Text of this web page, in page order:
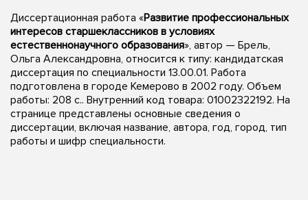
Диссертационная работа «Развитие профессиональных
интересов старшеклассников в условиях
естественнонаучного образования», автор — Брель,
Ольга Александровна, относится к типу: кандидатская
диссертация по специальности 13.00.01. Работа
подготовлена в городе Кемерово в 2002 году. Объем
работы: 208 с.. Внутренний код товара: 01002322192. На
странице представлены основные сведения о
диссертации, включая название, автора, год, город, тип
работы и шифр специальности.